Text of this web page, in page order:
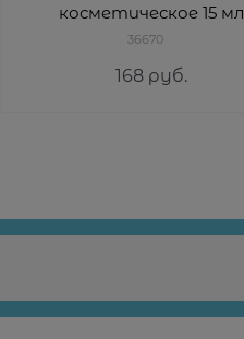
косметическое 15 мл
36670
168 руб.